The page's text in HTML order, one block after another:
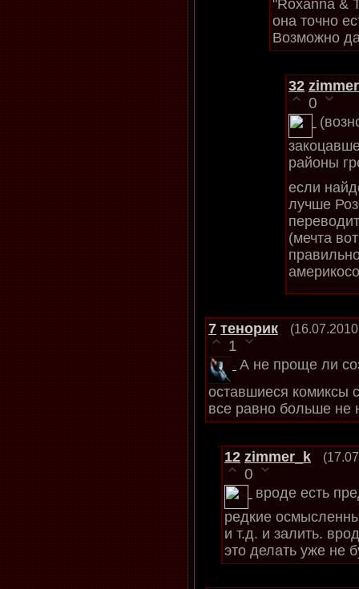
"Roxanna &
она точно
Возможно
32
0
районы
если
лучше
(мечта
7 тенорик
1
А не проще ли
оставшиеся комиксы
все равно больше не
12 zimmer_k
0
вроде есть
редкие
и т.д. и залить.
это делать уже не